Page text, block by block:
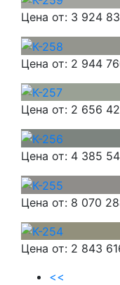
Цена от: 3 924
Цена от: 2 944
Цена от: 2 656
Цена от: 4 385
Цена от: 8 070
Цена от: 2 843
<<